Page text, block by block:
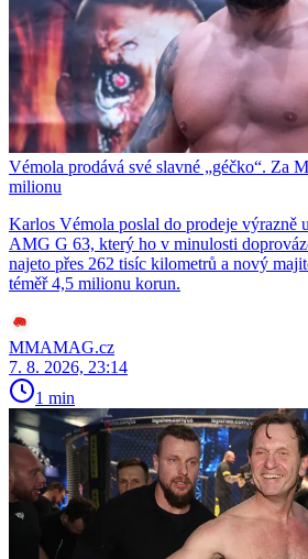
Vémola prodává své slavné „géčko“. Za
milionu
Karlos Vémola poslal do prodeje výrazně
AMG G 63, který ho v minulosti
najeto přes 262 tisíc kilometrů a nový
téměř 4,5 milionu korun.
MMAMAG.cz
7. 8. 2026, 23:14
1 min